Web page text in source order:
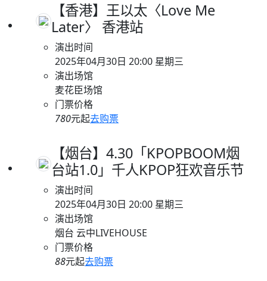
【香港】王以太〈Love Me
Later〉 香港站
演出时间
2025年04月30日 20:00 星期三
演出场馆
麦花臣场馆
门票价格
780元起去购票
【烟台】4.30「KPOPBOOM烟
台站1.0」千人KPOP狂欢音乐节
演出时间
2025年04月30日 20:00 星期三
演出场馆
烟台 云中LIVEHOUSE
门票价格
88元起去购票